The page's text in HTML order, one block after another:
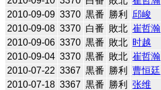
2010-09-09 3370 黒番 勝利 邱峻
2010-09-08 3370 白番 敗北 崔哲瀚
2010-09-06 3370 黒番 敗北 时越
2010-09-04 3370 黒番 敗北 崔哲瀚
2010-07-22 3367 黒番 勝利 曹恒廷
2010-07-18 3367 黒番 勝利 张维